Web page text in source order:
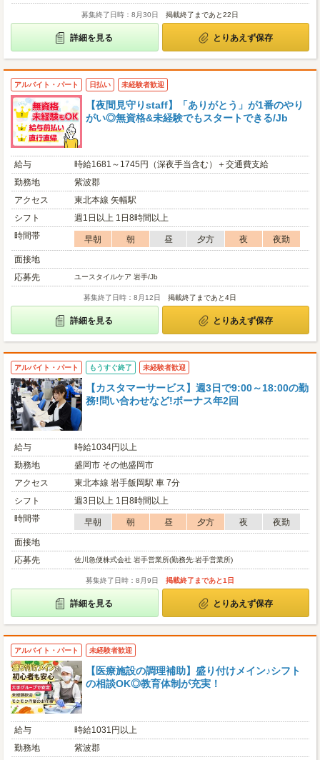
募集終了日時：8月30日 掲載終了まであと22日
詳細を見る とりあえず保存
アルバイト・パート 日払い 未経験者歓迎
【夜間見守りstaff】「ありがとう」が1番のやり
がい◎無資格&未経験でもスタートできる/Jb
給与
時給1681～1745円（深夜手当含む）＋交通費支給
勤務地
紫波郡
アクセス
東北本線 矢幅駅
シフト
週1日以上 1日8時間以上
時間帯
早朝 朝 昼 夕方 夜
夜勤
面接地
応募先
ユースタイルケア 岩手/Jb
募集終了日時：8月12日 掲載終了まであと4日
詳細を見る とりあえず保存
アルバイト・パート もうすぐ終了 未経験者歓迎
【カスタマーサービス】週3日で9:00～18:00の勤
務!問い合わせなど!ボーナス年2回
給与
時給1034円以上
勤務地
盛岡市 その他盛岡市
アクセス
東北本線 岩手飯岡駅 車 7分
シフト
週3日以上 1日8時間以上
時間帯
早朝 朝 昼 夕方 夜
夜勤
面接地
応募先
佐川急便株式会社 岩手営業所(勤務先:岩手営業所)
募集終了日時：8月9日 掲載終了まであと1日
詳細を見る とりあえず保存
アルバイト・パート 未経験者歓迎
【医療施設の調理補助】盛り付けメイン♪シフト
の相談OK◎教育体制が充実！
給与
時給1031円以上
勤務地
紫波郡